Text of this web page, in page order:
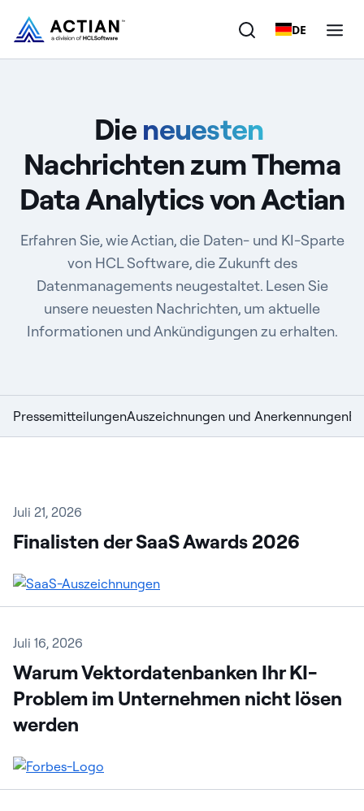
DE
Kunden
Ressourcen
Die neuesten
Nachrichten zum Thema
Data Analytics von Actian
Erfahren Sie, wie Actian, die Daten- und KI-Sparte
von HCL Software, die Zukunft des
Datenmanagements neugestaltet. Lesen Sie
unsere neuesten Nachrichten, um aktuelle
Informationen und Ankündigungen zu erhalten.
PressemitteilungenAuszeichnungen und Anerkennungen
Juli 21, 2026
Finalisten der SaaS Awards 2026
Juli 16, 2026
Warum Vektordatenbanken Ihr KI-
Problem im Unternehmen nicht lösen
werden